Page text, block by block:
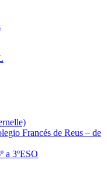
Francés de Reus – de
a 3ºESO